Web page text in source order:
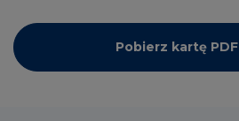
Pobierz kartę